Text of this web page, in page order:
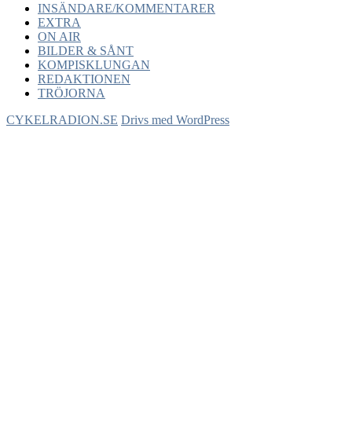
INSÄNDARE/KOMMENTARER
EXTRA
ON AIR
BILDER & SÅNT
KOMPISKLUNGAN
REDAKTIONEN
TRÖJORNA
CYKELRADION.SE Drivs med WordPress